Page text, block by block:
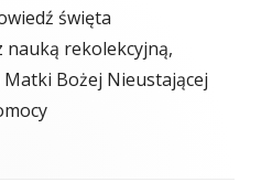
święta
nauką rekolekcyjną,
Bożej Nieustającej